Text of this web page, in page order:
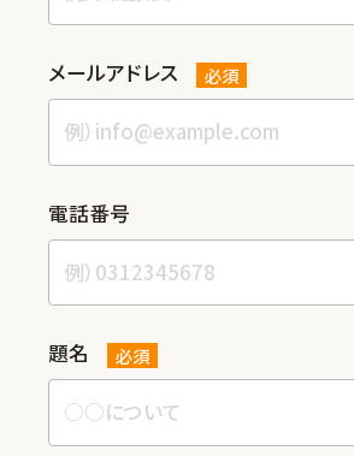
メールアドレス 必須
電話番号
題名 必須